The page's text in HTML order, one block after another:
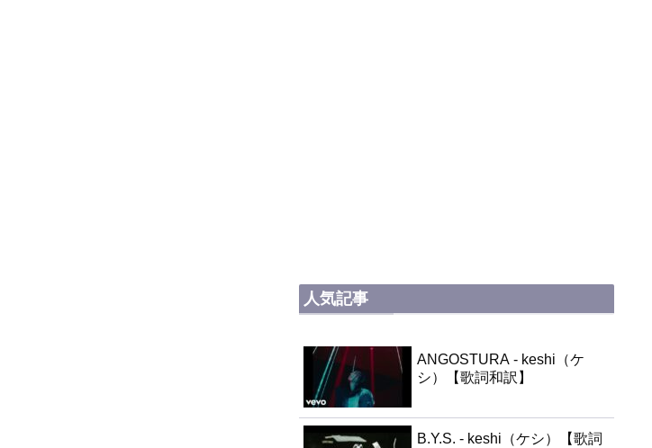
人気記事
ANGOSTURA - keshi（ケ
シ）【歌詞和訳】
B.Y.S. - keshi（ケシ）【歌詞